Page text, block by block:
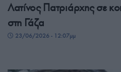
Λατίνος Πατριάρχης σε
στη Γάζα
23/06/2026 - 12:07μμ